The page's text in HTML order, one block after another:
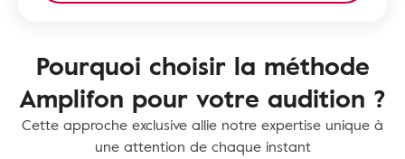
Pourquoi choisir la méthode
Amplifon pour votre audition ?
Cette approche exclusive allie notre expertise unique à
une attention de chaque instant